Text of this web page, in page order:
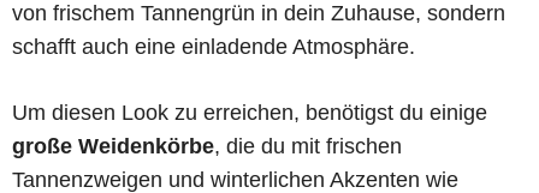
von frischem Tannengrün in dein Zuhause, sondern
schafft auch eine einladende Atmosphäre.
Um diesen Look zu erreichen, benötigst du einige
große Weidenkörbe, die du mit frischen
Tannenzweigen und winterlichen Akzenten wie